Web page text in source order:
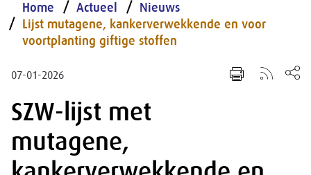
Home Actueel
Nieuws
Lijst mutagene, kankerverwekkende en voor
voortplanting giftige stoffen
07-01-2026
SZW-lijst met
mutagene,